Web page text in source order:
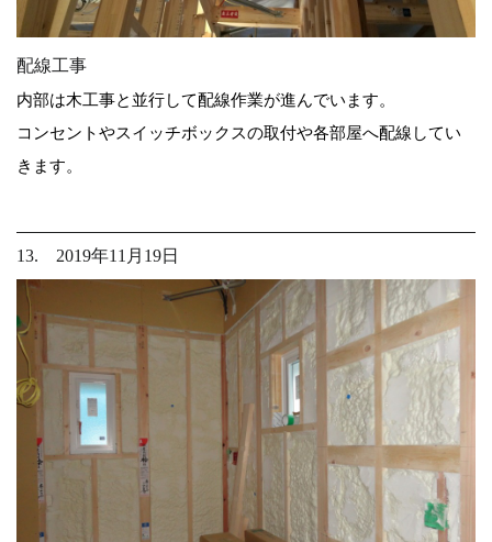
配線工事
内部は木工事と並行して配線作業が進んでいます。
コンセントやスイッチボックスの取付や各部屋へ配線してい
きます。
13. 2019年11月19日